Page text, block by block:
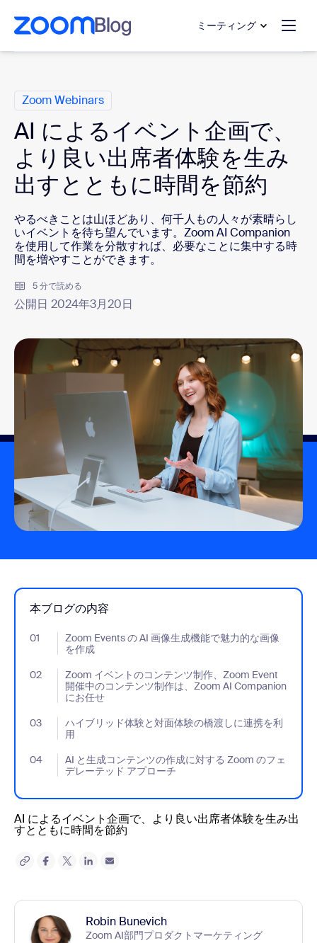
テンツへスキップ
ットへスキップ
ミーティング
Zoom Webinars
AI によるイベント企画で、
より良い出席者体験を生み
出すとともに時間を節約
やるべきことは山ほどあり、何千人もの人々が素晴らし
いイベントを待ち望んでいます。Zoom AI Companion
を使用して作業を分散すれば、必要なことに集中する時
間を増やすことができます。
5 分で読める
公開日 2024年3月20日
本ブログの内容
01
Zoom Events の AI 画像生成機能で魅力的な画像
を作成
- Jumplink to Zoom Events の AI 画像生成機能で魅力的な画像
02
Zoom イベントのコンテンツ制作、Zoom Event
開催中のコンテンツ制作は、Zoom AI Companion
にお任せ
- Jumplink to Zoom イベントのコンテンツ制作、Zoom Event
03
ハイブリッド体験と対面体験の橋渡しに連携を利
用
- Jumplink to ハイブリッド体験と対面体験の橋渡しに連携を利
04
AI と生成コンテンツの作成に対する Zoom のフェ
デレーテッド アプローチ
- Jumplink to AI と生成コンテンツの作成に対する Zoom のフェ
AI によるイベント企画で、より良い出席者体験を生み出
すとともに時間を節約
Robin Bunevich
Zoom AI部門プロダクトマーケティング